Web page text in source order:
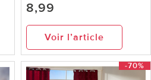
8,99
Voir l’article
-70%